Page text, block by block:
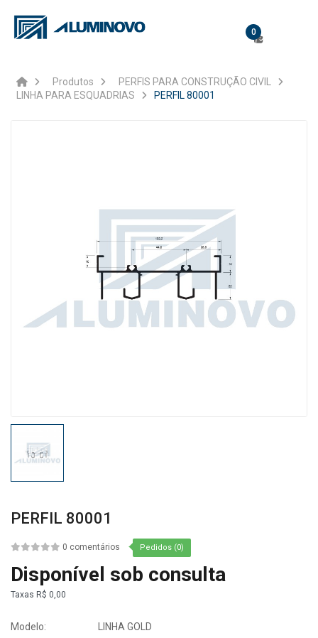
0
Produtos
PERFIS PARA CONSTRUÇÃO CIVIL
LINHA PARA ESQUADRIAS
PERFIL 80001
PERFIL 80001
0 comentários Pedidos (0)
Disponível sob consulta
Taxas R$ 0,00
Modelo:
LINHA GOLD